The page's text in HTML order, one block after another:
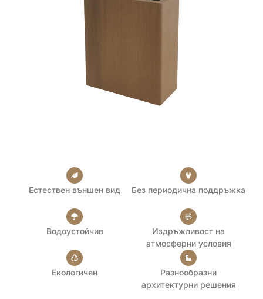
Естествен външен вид Без периодична поддръжка
Водоустойчив
Издръжливост на
атмосферни условия
Екологичен
Разнообразни
архитектурни решения